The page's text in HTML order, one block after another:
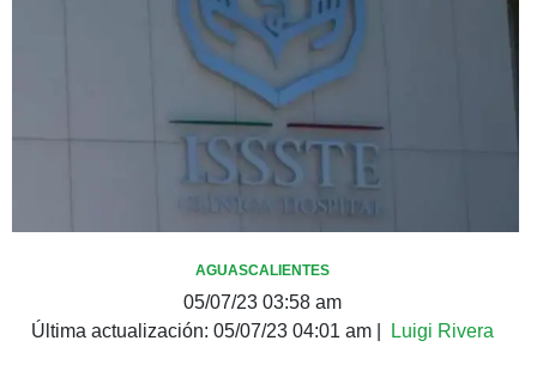
AGUASCALIENTES
05/07/23 03:58 am
Última actualización: 05/07/23 04:01 am Luigi Rivera